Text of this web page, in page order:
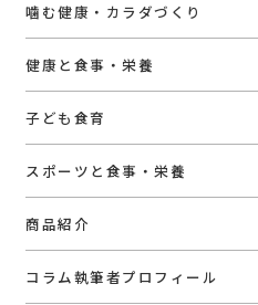
噛む健康・カラダづくり
健康と食事・栄養
子ども食育
スポーツと食事・栄養
商品紹介
コラム執筆者プロフィール